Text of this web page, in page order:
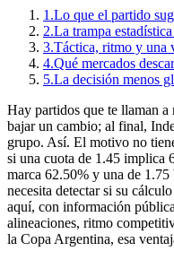
1.Lo que el partido
2.La trampa
3.Táctica, ritmo y una
4.Qué mercados
5.La decisión menos
Hay partidos que te llaman a
bajar un cambio; al final,
grupo. Así. El motivo no
si una cuota de 1.45 implica
marca 62.50% y una de
necesita detectar si su
aquí, con información
alineaciones, ritmo
la Copa Argentina, esa